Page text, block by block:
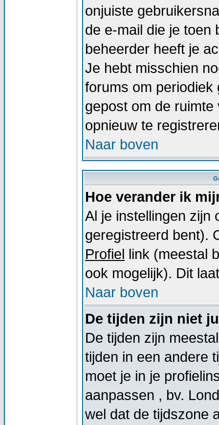
onjuiste
de e-mail die je toen
beheerder heeft je
Je hebt misschien
forums om periodiek
gepost om de
opnieuw te
Naar boven
Hoe verander ik
Al je instellingen zijn
geregistreerd bent).
Profiel link (meestal
ook mogelijk). Dit
Naar boven
De tijden zijn niet
De tijden zijn
tijden in een andere
moet je in je
aanpassen , bv.
wel dat de tijdszone